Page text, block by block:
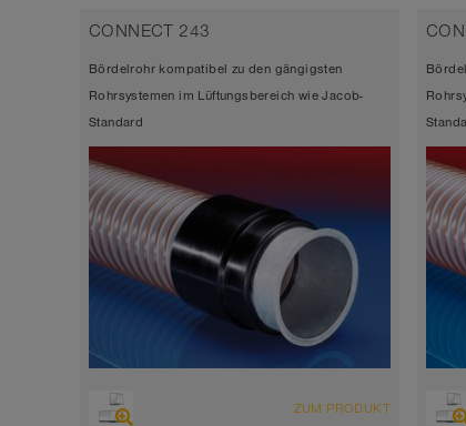
CONNECT 243
Bördelrohr kompatibel zu den gängigsten
Rohrsystemen im Lüftungsbereich wie Jacob-
Standard
ZUM PRODUKT